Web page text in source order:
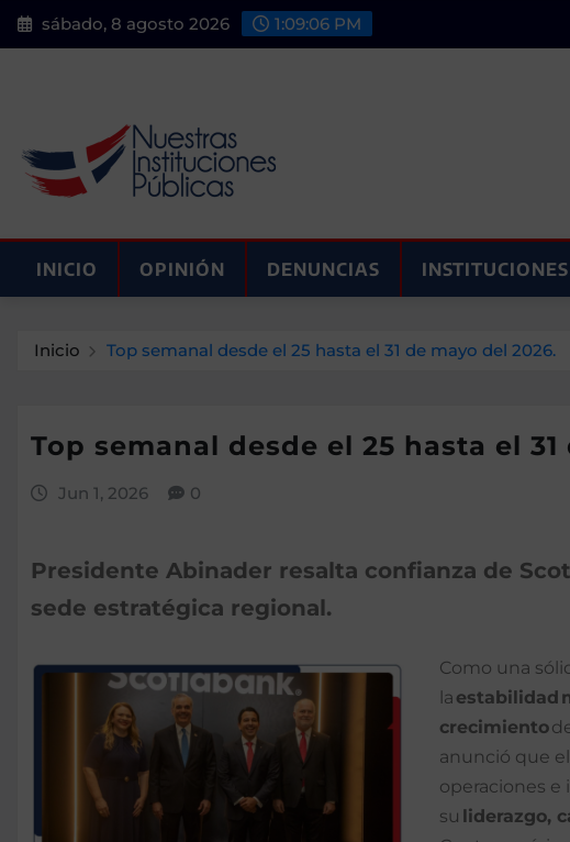
Saltar
al
sábado, 8 agosto 2026 1:09:07 PM
INICIO OPINIÓN DENUNCIAS
Inicio Top semanal desde el 25 hasta el 31 de mayo del 2026.
Top semanal desde el 25 hasta el
Jun 1, 2026 0
Presidente Abinader resalta confianza de
sede estratégica regional.
Como una
la estabilidad
crecimiento
anunció que el
operaciones e
su liderazgo,